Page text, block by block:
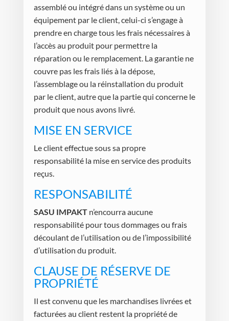
assemblé ou intégré dans un système ou un
équipement par le client, celui-ci s’engage à
prendre en charge tous les frais nécessaires à
l’accès au produit pour permettre la
réparation ou le remplacement. La garantie ne
couvre pas les frais liés à la dépose,
l’assemblage ou la réinstallation du produit
par le client, autre que la partie qui concerne le
produit que nous avons livré.
MISE EN SERVICE
Le client effectue sous sa propre
responsabilité la mise en service des produits
reçus.
RESPONSABILITÉ
SASU IMPAKTn’encourra aucune
responsabilité pour tous dommages ou frais
découlant de l’utilisation ou de l’impossibilité
d’utilisation du produit.
CLAUSE DE RÉSERVE DE
PROPRIÉTÉ
Il est convenu que les marchandises livrées et
facturées au client restent la propriété de